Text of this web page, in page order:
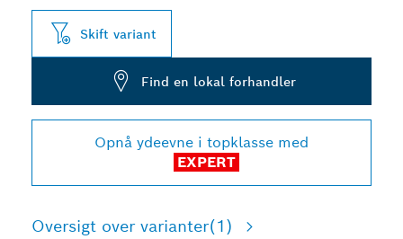
Skift variant
Find en lokal forhandler
Opnå ydeevne i topklasse med
EXPERT
Oversigt over varianter(1)